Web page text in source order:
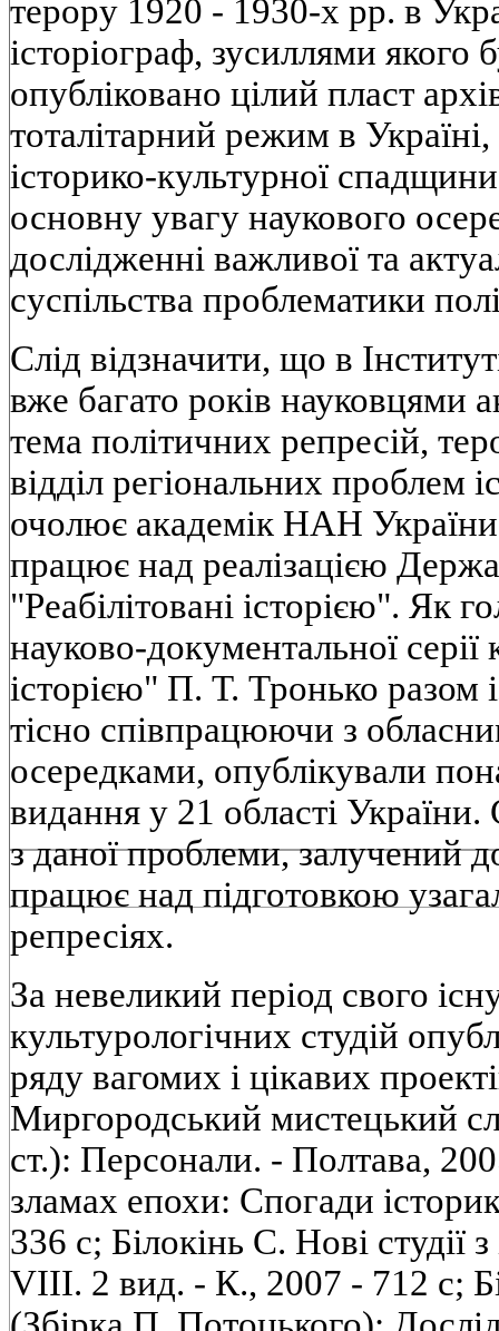
терору 1920 - 1930-х рр. в
історіограф, зусиллями якого
опубліковано цілий пласт
тоталітарний режим в
історико-культурної
основну увагу наукового
дослідженні важливої та
суспільства проблематики
Слід відзначити, що в
вже багато років науковцями
тема політичних репресій,
відділ регіональних проблем
очолює академік НАН
працює над реалізацією
"Реабілітовані історією". Як
науково-документальної серії
історією" П. Т. Тронько разом
тісно співпрацюючи з
осередками, опублікували
видання у 21 області України.
з даної проблеми, залучений
працює над підготовкою
репресіях.
За невеликий період свого
культурологічних студій
ряду вагомих і цікавих
Миргородський мистецький
ст.): Персонали. - Полтава,
зламах епохи: Спогади
336 с; Білокінь С. Нові студії
VIII. 2 вид. - К., 2007 - 712 с;